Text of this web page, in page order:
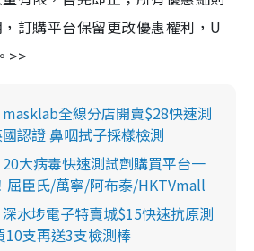
訂購平台保留更改優惠權利，U
>>
masklab全線分店開賣$28快速測
認證 鼻咽拭子採樣檢測
20大病毒快速測試劑購買平台一
屈臣氏/萬寧/阿布泰/HKTVmall
深水埗電子特賣城$15快速抗原測
10支再送3支檢測棒